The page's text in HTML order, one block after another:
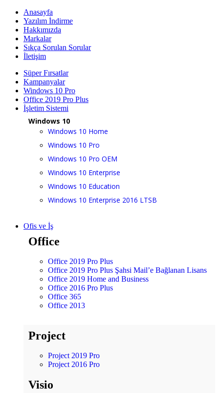
Anasayfa
Yazılım İndirme
Hakkımızda
Markalar
Sıkça Sorulan Sorular
İletişim
Süper Fırsatlar
Kampanyalar
Windows 10 Pro
Office 2019 Pro Plus
İşletim Sistemi
Windows 10
Windows 10 Home
Windows 10 Pro
Windows 10 Pro OEM
Windows 10 Enterprise
Windows 10 Education
Windows 10 Enterprise 2016 LTSB
Ofis ve İş
Office
Office 2019 Pro Plus
Office 2019 Pro Plus Şahsi Mail’e Bağlanan Lisans
Office 2019 Home and Business
Office 2016 Pro Plus
Office 365
Office 2013
Project
Project 2019 Pro
Project 2016 Pro
Visio